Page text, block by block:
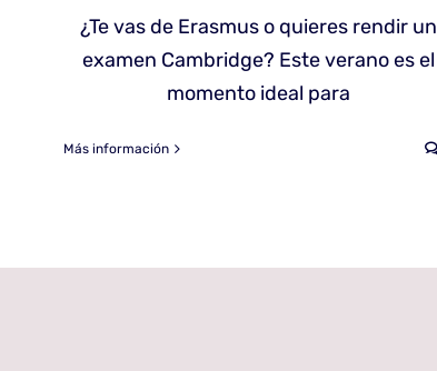
¿Te vas de Erasmus o quieres rendir un
examen Cambridge? Este verano es el
momento ideal para
Más información